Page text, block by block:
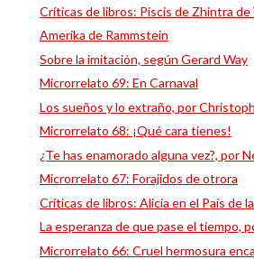
Críticas de libros: Piscis de Zhintra de
Amerika de Rammstein
Sobre la imitación, según Gerard Way
Microrrelato 69: En Carnaval
Los sueños y lo extraño, por
Microrrelato 68: ¡Qué cara tienes!
¿Te has enamorado alguna vez?, por
Microrrelato 67: Forajidos de otrora
Críticas de libros: Alicia en el País de
La esperanza de que pase el tiempo,
Microrrelato 66: Cruel hermosura